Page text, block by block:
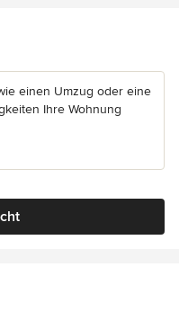
einen Umzug oder eine
Ihre Wohnung